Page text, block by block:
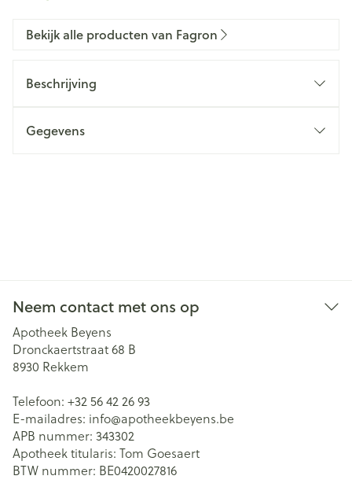
Bekijk alle producten van Fagron
Beschrijving
Gegevens
Neem contact met ons op
Apotheek Beyens
Dronckaertstraat 68 B
8930 Rekkem
Telefoon: +32 56 42 26 93
E-mailadres: info@apotheekbeyens.be
APB nummer: 343302
Apotheek titularis: Tom Goesaert
BTW nummer: BE0420027816